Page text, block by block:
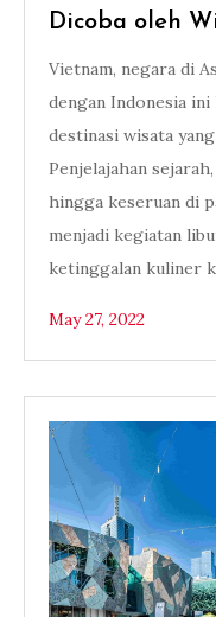
Dicoba oleh
Vietnam, negara di
dengan Indonesia ini
destinasi wisata
Penjelajahan
hingga keseruan di
menjadi kegiatan
ketinggalan kuliner
May 27, 2022